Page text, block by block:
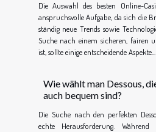
Die Auswahl des besten Online-
anspruchsvolle Aufgabe, da sich die
ständig neue Trends sowie
Suche nach einem sicheren, fairen
ist, sollte einige entscheidende Aspekte...
Wie wählt man Dessous,
auch bequem sind?
Die Suche nach den perfekten
echte Herausforderung.